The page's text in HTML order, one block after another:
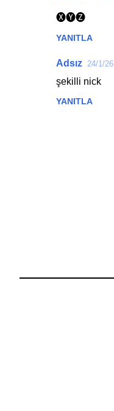
🅧🅨🅩
YANITLA
Adsız 24/1/26
şekilli nick
YANITLA